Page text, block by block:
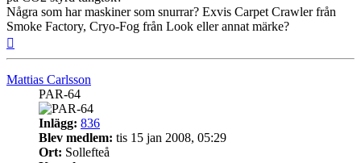
Några som har maskiner som snurrar? Exvis Carpet Crawler från
Smoke Factory, Cryo-Fog från Look eller annat märke?
Mattias Carlsson
PAR-64
Inlägg: 836
Blev medlem: tis 15 jan 2008, 05:29
Ort: Sollefteå